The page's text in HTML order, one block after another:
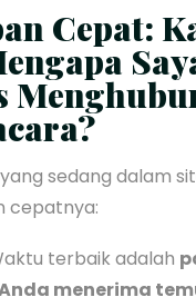
Cepat:
sedang dalam
cepatnya:
terbaik adalah
menerima